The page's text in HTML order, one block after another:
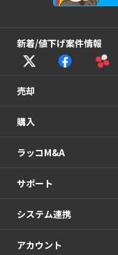
新着/値下げ案件情報
売却
購入
ラッコM&A
サポート
システム連携
アカウント